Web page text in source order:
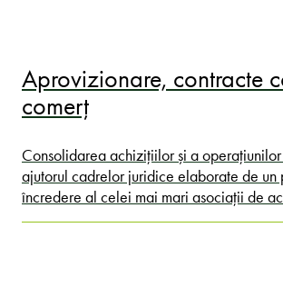
Aprovizionare, contracte
comerț
Consolidarea achizițiilor și a
ajutorul cadrelor juridice elaborate de un
încredere al celei mai mari asociații de